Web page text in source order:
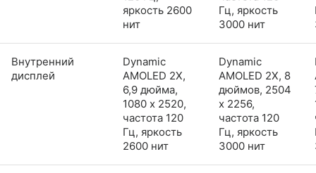
яркость 2600
нит
Гц, яркость
3000 нит
Внутренний
дисплей
Dynamic
AMOLED 2X,
6,9 дюйма,
1080 x 2520,
частота 120
Гц, яркость
2600 нит
Dynamic
AMOLED 2X, 8
дюймов, 2504
x 2256,
частота 120
Гц, яркость
3000 нит